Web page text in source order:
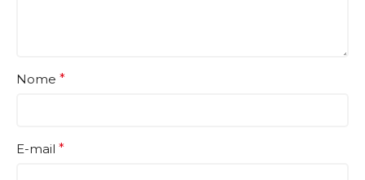
Nome *
E-mail *